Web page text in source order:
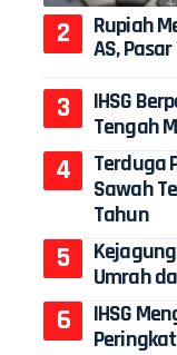
Rupiah
AS,
IHSG
Tengah
Terduga
Sawah
Tahun
Umrah
IHSG